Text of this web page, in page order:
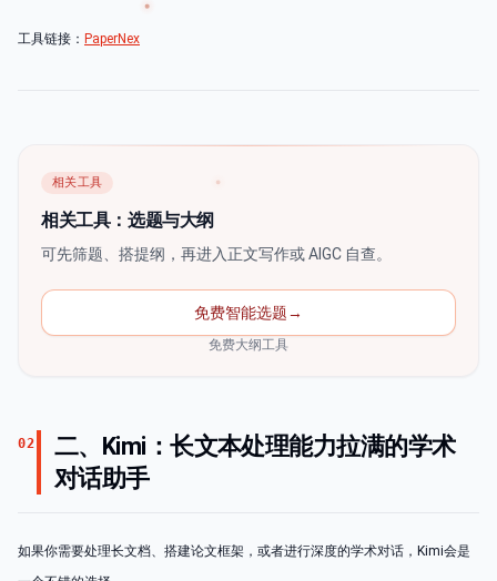
工具链接： PaperNex
相关工具
相关工具：选题与大纲
可先筛题、搭提纲，再进入正文写作或 AIGC 自查。
免费智能选题→
免费大纲工具
02
二、Kimi：长文本处理能力拉满的学术
对话助手
如果你需要处理长文档、搭建论文框架，或者进行深度的学术对话，Kimi会是